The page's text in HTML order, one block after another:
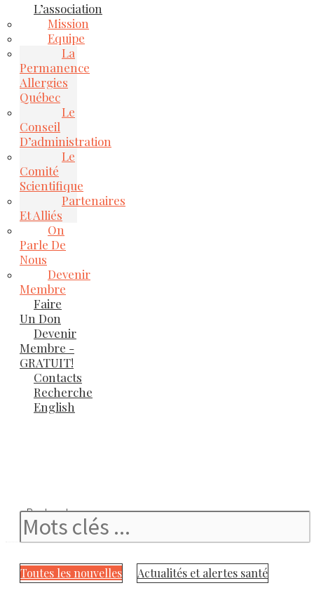
L’association
Mission
Equipe
La
Permanence
Allergies
Québec
Le
Conseil
D’administration
Le
Comité
Scientifique
Partenaires
Et Alliés
On
Parle De
Nous
Devenir
Membre
Faire
Un Don
Devenir
Membre -
GRATUIT!
Contacts
Recherche
English
Rechercher
Toutes les nouvelles Actualités et alertes santé